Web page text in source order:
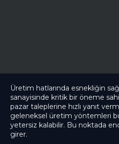
Üretim hatlarında esnekliğin
sanayisinde kritik bir öneme
pazar taleplerine hızlı yanıt
geleneksel üretim yöntemleri
yetersiz kalabilir. Bu noktada
girer.